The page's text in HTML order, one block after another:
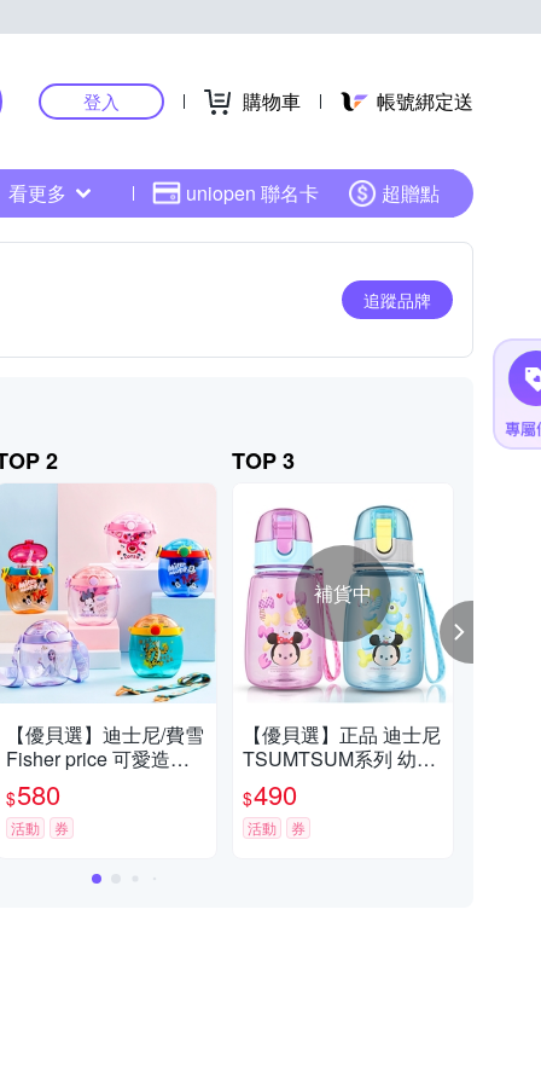
登入 購物車 帳號綁定送
看更多 uniopen 聯名卡 超贈點
追蹤品牌
滿額折扣活動，購物滿100元打9折。
【任2件$69】迪士尼Disney 上翻手冊100K
滿件折扣活動，購物任選2件固定69元、任選4件固定138元，依此類推。
2
【優貝選】迪士尼/費雪
Fisher price 可愛造型
甜甜圈兒童用大容量吸
管水壺550ML (平輸品)
$580
活動 券
TOP 3
補貨中
【優貝選】正品 迪士尼
TSUMTSUM系列 幼稚
園直飲式兒童水壺360
ML(平輸品)
$490
活動 券